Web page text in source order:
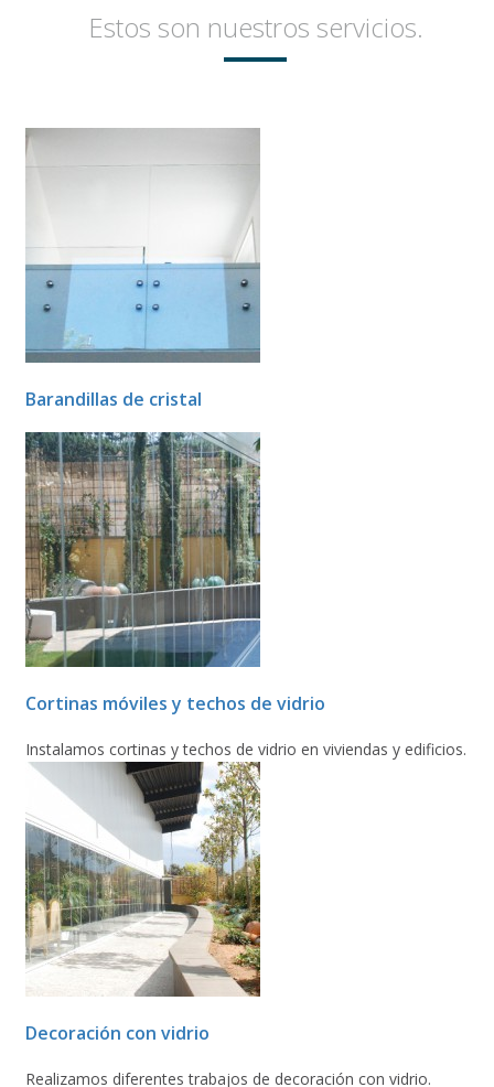
Estos son nuestros servicios.
Barandillas de cristal
Cortinas móviles y techos de vidrio
Instalamos cortinas y techos de vidrio en viviendas y edificios.
Decoración con vidrio
Realizamos diferentes trabajos de decoración con vidrio.